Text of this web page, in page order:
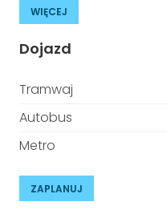
WIĘCEJ
Dojazd
Tramwaj
Autobus
Metro
ZAPLANUJ